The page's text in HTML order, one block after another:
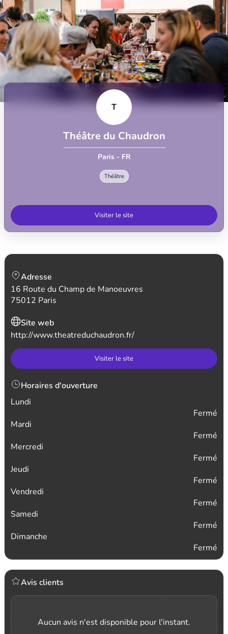
T
Théâtre du Chaudron
Paris - FR
Théâtre
Visiter le site
Adresse
16 Route du Champ de Manoeuvres
75012 Paris
Site web
http://www.theatreduchaudron.fr/
Visiter le site
Horaires d'ouverture
Lundi
Fermé
Mardi
Fermé
Mercredi
Fermé
Jeudi
Fermé
Vendredi
Fermé
Samedi
Fermé
Dimanche
Fermé
Avis clients
Aucun avis n'est disponible pour l'instant.